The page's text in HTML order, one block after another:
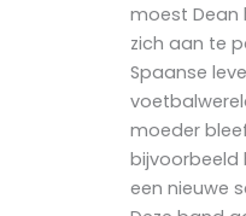
moest Dean
zich aan te
Spaanse
moeder
bijvoorbeeld
een nieuwe